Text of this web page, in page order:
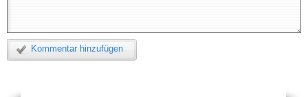
Kommentar hinzufügen